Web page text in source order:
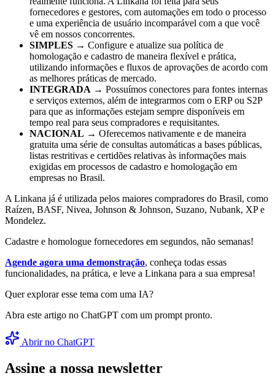
fornecedores e gestores, com automações em todo o processo
e uma experiência de usuário incomparável com a que você
vê em nossos concorrentes.
SIMPLES → Configure e atualize sua política de
homologação e cadastro de maneira flexível e prática,
utilizando informações e fluxos de aprovações de acordo com
as melhores práticas de mercado.
INTEGRADA → Possuímos conectores para fontes internas
e serviços externos, além de integrarmos com o ERP ou S2P
para que as informações estejam sempre disponíveis em
tempo real para seus compradores e requisitantes.
NACIONAL → Oferecemos nativamente e de maneira
gratuita uma série de consultas automáticas a bases públicas,
listas restritivas e certidões relativas às informações mais
exigidas em processos de cadastro e homologação em
empresas no Brasil.
A Linkana já é utilizada pelos maiores compradores do Brasil, como
Raízen, BASF, Nivea, Johnson & Johnson, Suzano, Nubank, XP e
Mondelez.
Cadastre e homologue fornecedores em segundos, não semanas!
Agende agora uma demonstração, conheça todas essas
funcionalidades, na prática, e leve a Linkana para a sua empresa!
Quer explorar esse tema com uma IA?
Abra este artigo no ChatGPT com um prompt pronto.
Abrir no ChatGPT
Assine a nossa newsletter